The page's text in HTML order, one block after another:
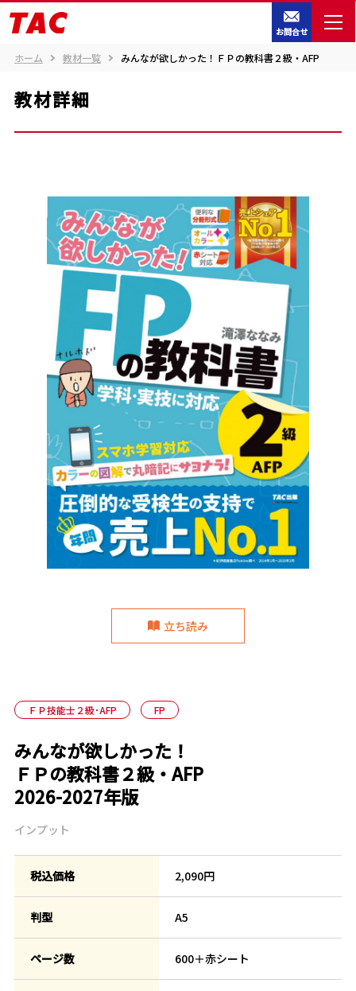
お問合せ
ホーム 教材一覧 みんなが欲しかった！ＦＰの教科書２級・AFP
教材詳細
立ち読み
ＦＰ技能士２級･AFP FP
みんなが欲しかった！
ＦＰの教科書２級・AFP
2026-2027年版
インプット
税込価格 2,090円
判型 A5
ページ数 600＋赤シート